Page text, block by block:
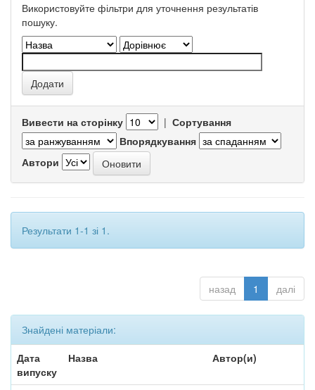
Використовуйте фільтри для уточнення результатів
пошуку.
Вивести на сторінку | Сортування
Впорядкування
Автори
Результати 1-1 зі 1.
назад 1 далі
Знайдені матеріали:
Дата
випуску
Назва Автор(и)